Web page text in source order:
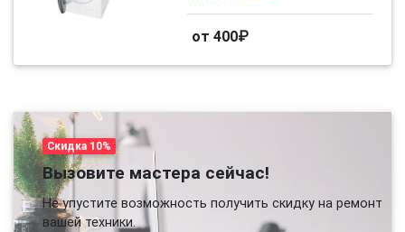
от 400₽
Скидка 10%
Вызовите мастера сейчас!
Не упустите возможность получить скидку на ремонт
вашей техники.